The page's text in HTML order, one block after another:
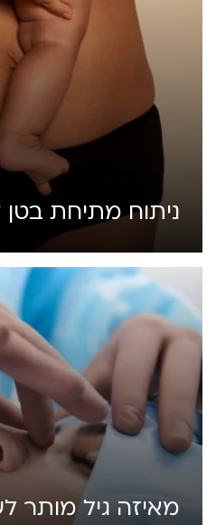
ניתוח מתיחת בטן
מאיזה גיל מותר